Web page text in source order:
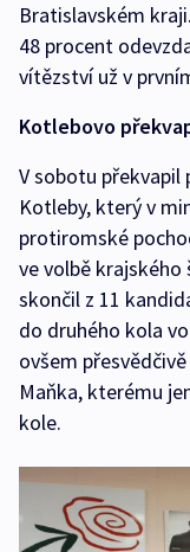
Bratislavském
48 procent
vítězství už v
Kotlebovo
V sobotu
Kotleby, který v
protiromské
ve volbě
skončil z 11
do druhého kola
ovšem
Maňka, kterému
kole.